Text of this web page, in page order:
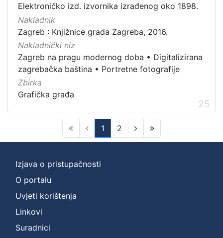
Elektroničko izd. izvornika izrađenog oko 1898.
Nakladnik
Zagreb : Knjižnice grada Zagreba, 2016.
Nakladnički niz
Zagreb na pragu modernog doba • Digitalizirana
zagrebačka baština • Portretne fotografije
Zbirka
Grafička građa
25
1
(current)
2
Izjava o pristupačnosti
O portalu
Uvjeti korištenja
Linkovi
Suradnici